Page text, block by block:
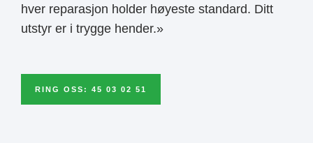
hver reparasjon holder høyeste standard. Ditt
utstyr er i trygge hender.»
RING OSS: 45 03 02 51